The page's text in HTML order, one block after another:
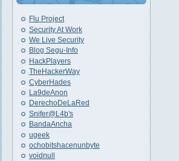
Flu Project
Security At Work
We Live Security
Blog Segu-Info
HackPlayers
TheHackerWay
CyberHades
La9deAnon
DerechoDeLaRed
Snifer@L4b's
BandaAncha
ugeek
ochobitshacenunbyte
voidnull